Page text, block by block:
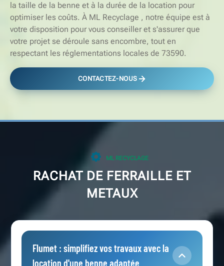
la taille de la benne et à la durée de la location pour
optimiser les coûts. À ML Recyclage , notre équipe est à
votre disposition pour vous conseiller et s'assurer que
votre projet se déroule sans encombre, tout en
respectant les réglementations locales de 73590.
CONTACTEZ-NOUS
ML RECYCLAGE
RACHAT DE FERRAILLE ET
METAUX
Flumet : simplifiez vos travaux avec la
location d'une benne adaptée